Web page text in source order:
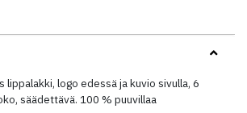
lippalakki, logo edessä ja kuvio sivulla, 6
säädettävä. 100 % puuvillaa